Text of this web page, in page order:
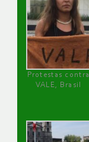
Protestas contra
VALE, Brasil